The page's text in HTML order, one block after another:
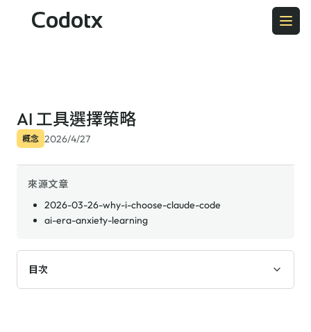
Codotx
AI 工具選擇策略
概念 2026/4/27
來源文章
2026-03-26-why-i-choose-claude-code
ai-era-anxiety-learning
目次